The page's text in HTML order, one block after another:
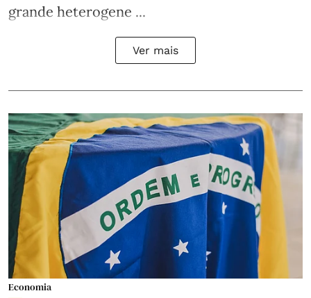
grande heterogene ...
Ver mais
Economia